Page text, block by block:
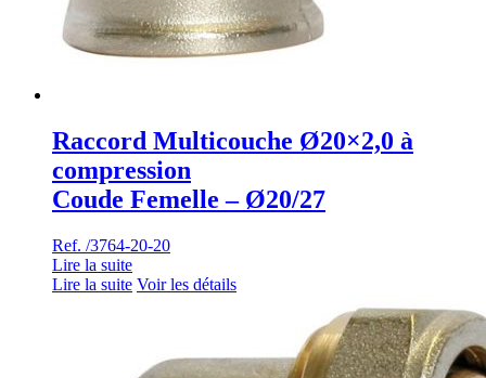
Raccord Multicouche Ø20×2,0 à
compression
Coude Femelle – Ø20/27
Ref. /3764-20-20
Lire la suite
Lire la suite Voir les détails